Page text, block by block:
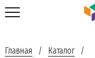
Главная
Каталог